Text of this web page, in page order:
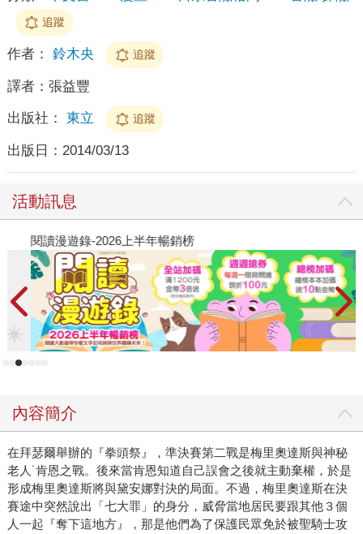
追蹤
作者： 鈴木央 追蹤
譯者： 張益豐
出版社： 東立 追蹤
出版日： 2014/03/13
活動訊息
閱讀漫遊錄-2026上半年暢銷榜
內容簡介
在拜瑟爾舉辦的『拳頭祭』，準決賽第二戰是梅里奧達斯與神秘
老人˙肯恩之戰。後來當肯恩知道自己誤會之後就主動棄權，於是
形成梅里奧達斯將與黛安娜對決的局面。不過，梅里奧達斯在決
賽途中突然說出「七大罪」的身分，威脅當地居民要跟其他３個
人一起『奪下這地方』，那是他們為了保護民眾免於被聖騎士攻